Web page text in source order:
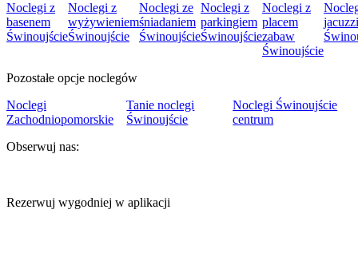
Noclegi z
basenem
Świnoujście
Noclegi z
wyżywieniem
Świnoujście
Noclegi ze
śniadaniem
Świnoujście
Noclegi z
parkingiem
Świnoujście
Noclegi z
placem
zabaw
Świnoujście
jacuzzi
Pozostałe opcje noclegów
Noclegi
Zachodniopomorskie
Tanie noclegi
Świnoujście
Noclegi Świnoujście
centrum
Obserwuj nas:
Rezerwuj wygodniej w aplikacji